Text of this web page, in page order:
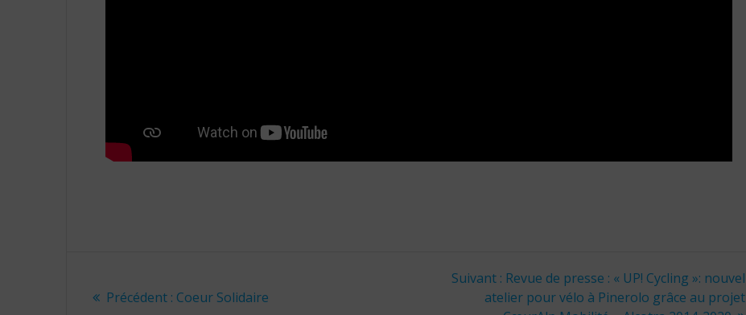
Précédent : Article
Coeur Solidaire
Suivant : Article
suivant
Revue de presse : « UP! Cycling »: nouvel
atelier pour vélo à Pinerolo grâce au projet